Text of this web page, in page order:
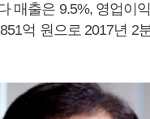
매출은 9.5%, 영업이
억 원으로 2017년 2